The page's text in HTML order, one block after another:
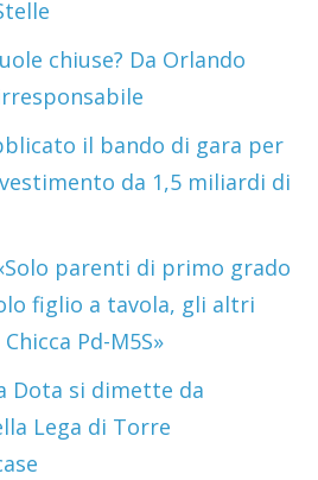
chiuse? Da Orlando
il bando di gara per
da 1,5 miliardi di
parenti di primo grado
figlio a tavola, gli altri
Pd-M5S»
Dota si dimette da
Lega di Torre